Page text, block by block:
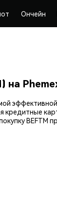
Ончейн
на
кредитные
BEFTM